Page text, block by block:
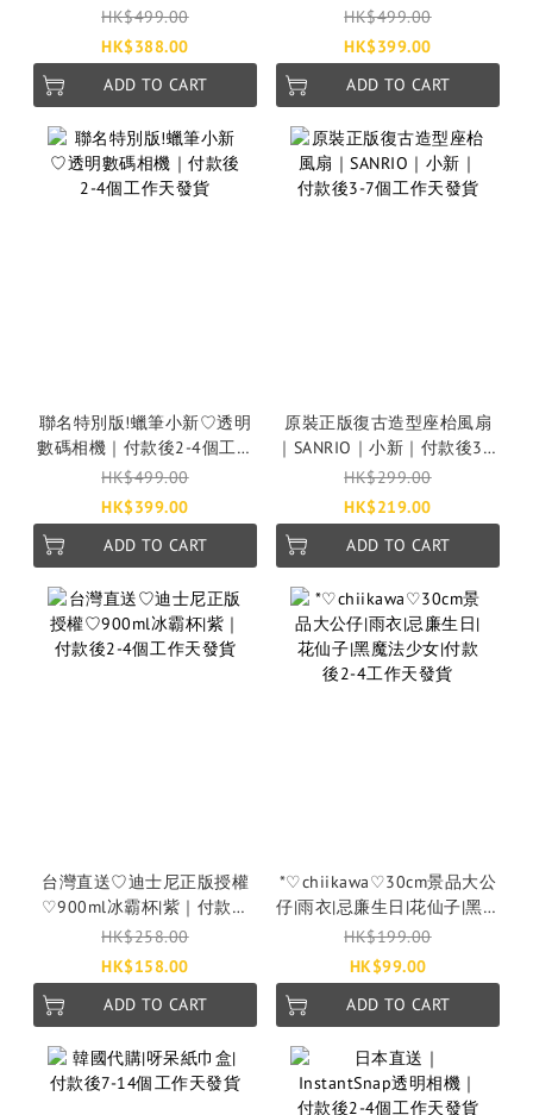
個工作天發貨
HK$499.00
HK$388.00
ADD TO CART
天發貨
HK$499.00
HK$399.00
ADD TO CART
聯名特別版!蠟筆小新♡透明
數碼相機｜付款後2-4個工作
天發貨
HK$499.00
HK$399.00
ADD TO CART
原裝正版復古造型座枱風扇
｜SANRIO｜小新｜付款後3-7
個工作天發貨
HK$299.00
HK$219.00
ADD TO CART
台灣直送♡迪士尼正版授權
♡900ml冰霸杯|紫｜付款後
2-4個工作天發貨
HK$258.00
HK$158.00
ADD TO CART
*♡chiikawa♡30cm景品大公
仔|雨衣|忌廉生日|花仙子|黑魔
法少女|付款後2-4工作天發貨
HK$199.00
HK$99.00
ADD TO CART